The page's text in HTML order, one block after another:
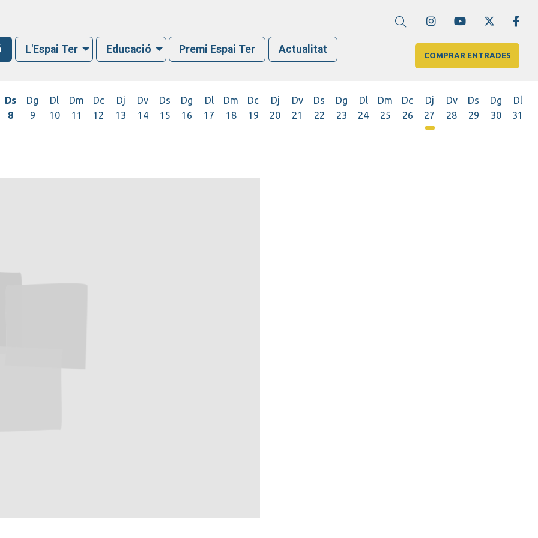
Link a instagram
Link a youtube
Link a
Cerca
COMPRAR ENTRADES
L'Espai Ter Educació Premi Espai Ter Actualitat
Ds
8
Dg
9
Dl
10
Dm
11
Dc
12
Dj
13
Dv
14
Ds
15
Dg
16
Dl
17
Dm
18
Dc
19
Dj
20
Dv
21
Ds
22
Dg
23
Dl
24
Dm
25
Dc
26
Dj
27
Dijous 27 d'agost
Dv
28
Ds
29
Dg
30
Dl
31